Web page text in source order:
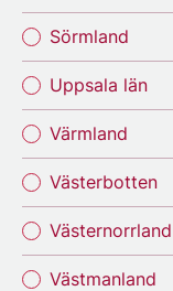
Sörmland
Uppsala län
Värmland
Västerbotten
Västernorrland
Västmanland